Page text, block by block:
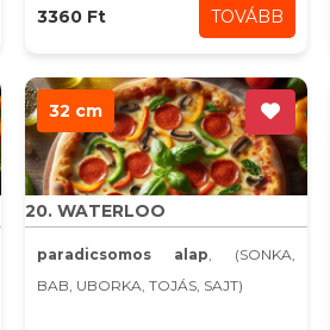
3360 Ft TOVÁBB
32 cm
20. WATERLOO
paradicsomos alap, (SONKA,
BAB, UBORKA, TOJÁS, SAJT)